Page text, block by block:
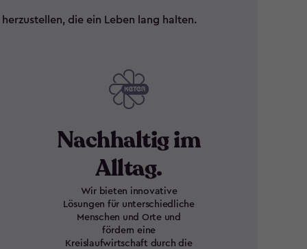
die ein Leben lang halten.
Nachhaltig im
Alltag.
Wir bieten innovative
Lösungen für unterschiedliche
Menschen und Orte und
fördern eine
Kreislaufwirtschaft durch die